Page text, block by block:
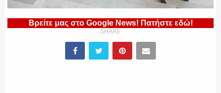
ΥΑΤ/ΥΜΕΤΒρείτε μας στο Google News! Πατήστε εδώ!
SHARE